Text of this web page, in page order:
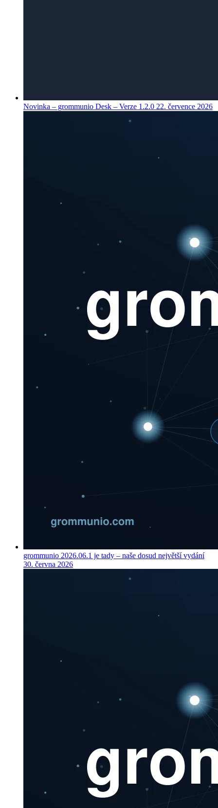
Novinka – grommunio Desk – Verze 1.2.0 22. července 2026
grommunio 2026.06.1 je tady – naše dosud největší vydání
30. června 2026